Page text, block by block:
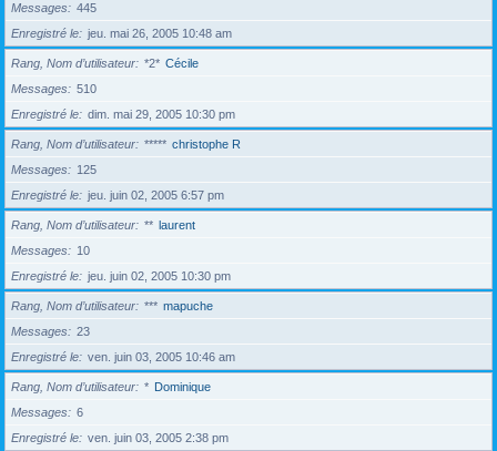
Messages
445
Enregistré le
jeu. mai 26, 2005 10:48 am
Rang, Nom d’utilisateur *2* Cécile
Messages
510
Enregistré le
dim. mai 29, 2005 10:30 pm
Rang, Nom d’utilisateur ***** christophe R
Messages
125
Enregistré le
jeu. juin 02, 2005 6:57 pm
Rang, Nom d’utilisateur ** laurent
Messages
10
Enregistré le
jeu. juin 02, 2005 10:30 pm
Rang, Nom d’utilisateur *** mapuche
Messages
23
Enregistré le
ven. juin 03, 2005 10:46 am
Rang, Nom d’utilisateur * Dominique
Messages
6
Enregistré le
ven. juin 03, 2005 2:38 pm